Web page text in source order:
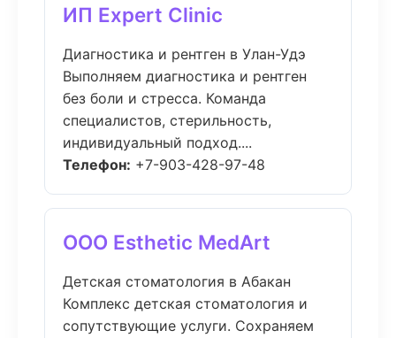
ИП Expert Clinic
Диагностика и рентген в Улан-Удэ
Выполняем диагностика и рентген
без боли и стресса. Команда
специалистов, стерильность,
индивидуальный подход....
Телефон: +7-903-428-97-48
ООО Esthetic MedArt
Детская стоматология в Абакан
Комплекс детская стоматология и
сопутствующие услуги. Сохраняем